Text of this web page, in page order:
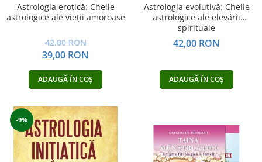
Astrologia erotică: Cheile
astrologice ale vieții amoroase
42,00 RON
39,00 RON
ADAUGĂ ÎN COȘ
Astrologia evolutivă: Cheile
astrologice ale elevării
spirituale
42,00 RON
ADAUGĂ ÎN COȘ
-9%